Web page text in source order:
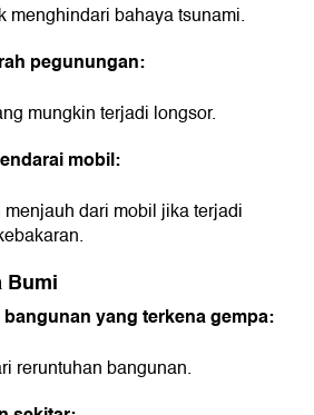
menghindari bahaya tsunami.
pegunungan:
mungkin terjadi longsor.
mobil:
dari mobil jika terjadi
Bumi
yang terkena gempa:
reruntuhan bangunan.